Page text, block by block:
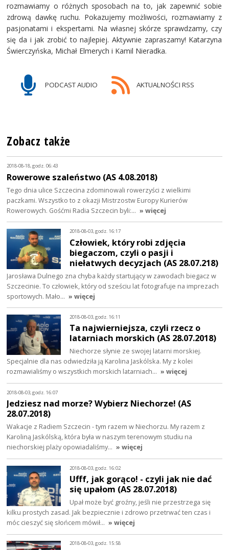
rozmawiamy o różnych sposobach na to, jak zapewnić sobie
zdrową dawkę ruchu. Pokazujemy możliwości, rozmawiamy z
pasjonatami i ekspertami. Na własnej skórze sprawdzamy, czy
się da i jak zrobić to najlepiej. Aktywnie zapraszamy! Katarzyna
Świerczyńska, Michał Elmerych i Kamil Nieradka.
PODCAST AUDIO AKTUALNOŚCI RSS
Zobacz także
2018-08-18, godz. 06:43
Rowerowe szaleństwo (AS 4.08.2018)
Tego dnia ulice Szczecina zdominowali rowerzyści z wielkimi
paczkami. Wszystko to z okazji Mistrzostw Europy Kurierów
Rowerowych. Gośćmi Radia Szczecin byli:… » więcej
2018-08-03, godz. 16:17
Człowiek, który robi zdjęcia
biegaczom, czyli o pasji i
niełatwych decyzjach (AS 28.07.218)
Jarosława Dulnego zna chyba każdy startujący w zawodach biegacz w
Szczecinie. To człowiek, który od sześciu lat fotografuje na imprezach
sportowych. Mało… » więcej
2018-08-03, godz. 16:11
Ta najwierniejsza, czyli rzecz o
latarniach morskich (AS 28.07.2018)
Niechorze słynie ze swojej latarni morskiej.
Specjalnie dla nas odwiedziła ją Karolina Jaskólska. My z kolei
rozmawialiśmy o wszystkich morskich latarniach… » więcej
2018-08-03, godz. 16:07
Jedziesz nad morze? Wybierz Niechorze! (AS
28.07.2018)
Wakacje z Radiem Szczecin - tym razem w Niechorzu. My razem z
Karoliną Jaskólską, która była w naszym terenowym studiu na
niechorskiej plaży opowiadaliśmy… » więcej
2018-08-03, godz. 16:02
Ufff, jak gorąco! - czyli jak nie dać
się upałom (AS 28.07.2018)
Upał może być groźny, jeśli nie przestrzega się
kilku prostych zasad. Jak bezpiecznie i zdrowo przetrwać ten czas i
móc cieszyć się słońcem mówił… » więcej
2018-08-03, godz. 15:58